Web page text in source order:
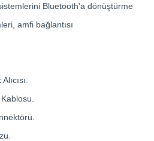
Bluetooth'a dönüştürme
amfi bağlantısı